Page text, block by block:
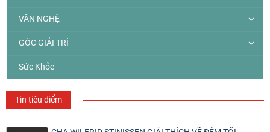
VĂN NGHỆ
GÓC GIẢI TRÍ
Sức Khỏe
Tin tiêu điểm